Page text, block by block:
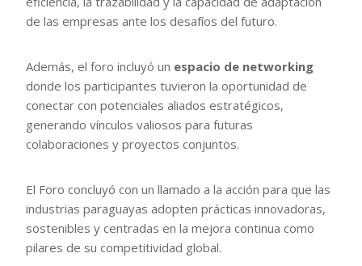
de las empresas ante los desafíos del futuro.
Además, el foro incluyó un espacio de networking
donde los participantes tuvieron la oportunidad de
conectar con potenciales aliados estratégicos,
generando vínculos valiosos para futuras
colaboraciones y proyectos conjuntos.
El Foro concluyó con un llamado a la acción para que las
industrias paraguayas adopten prácticas innovadoras,
sostenibles y centradas en la mejora continua como
pilares de su competitividad global.